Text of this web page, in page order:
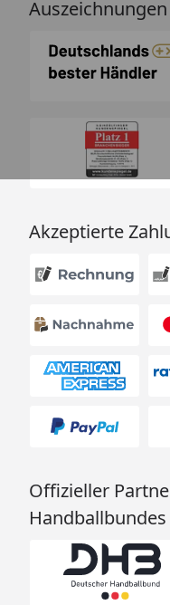
Auszeichnungen
Akzeptierte
Offizieller
Handballbundes